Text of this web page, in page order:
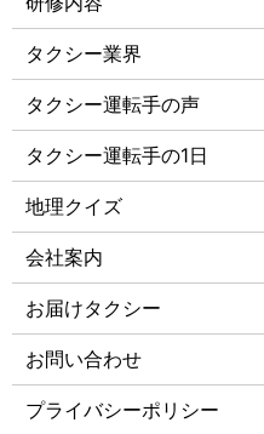
タクシー業界
タクシー運転手の声
タクシー運転手の1日
地理クイズ
会社案内
お届けタクシー
お問い合わせ
プライバシーポリシー